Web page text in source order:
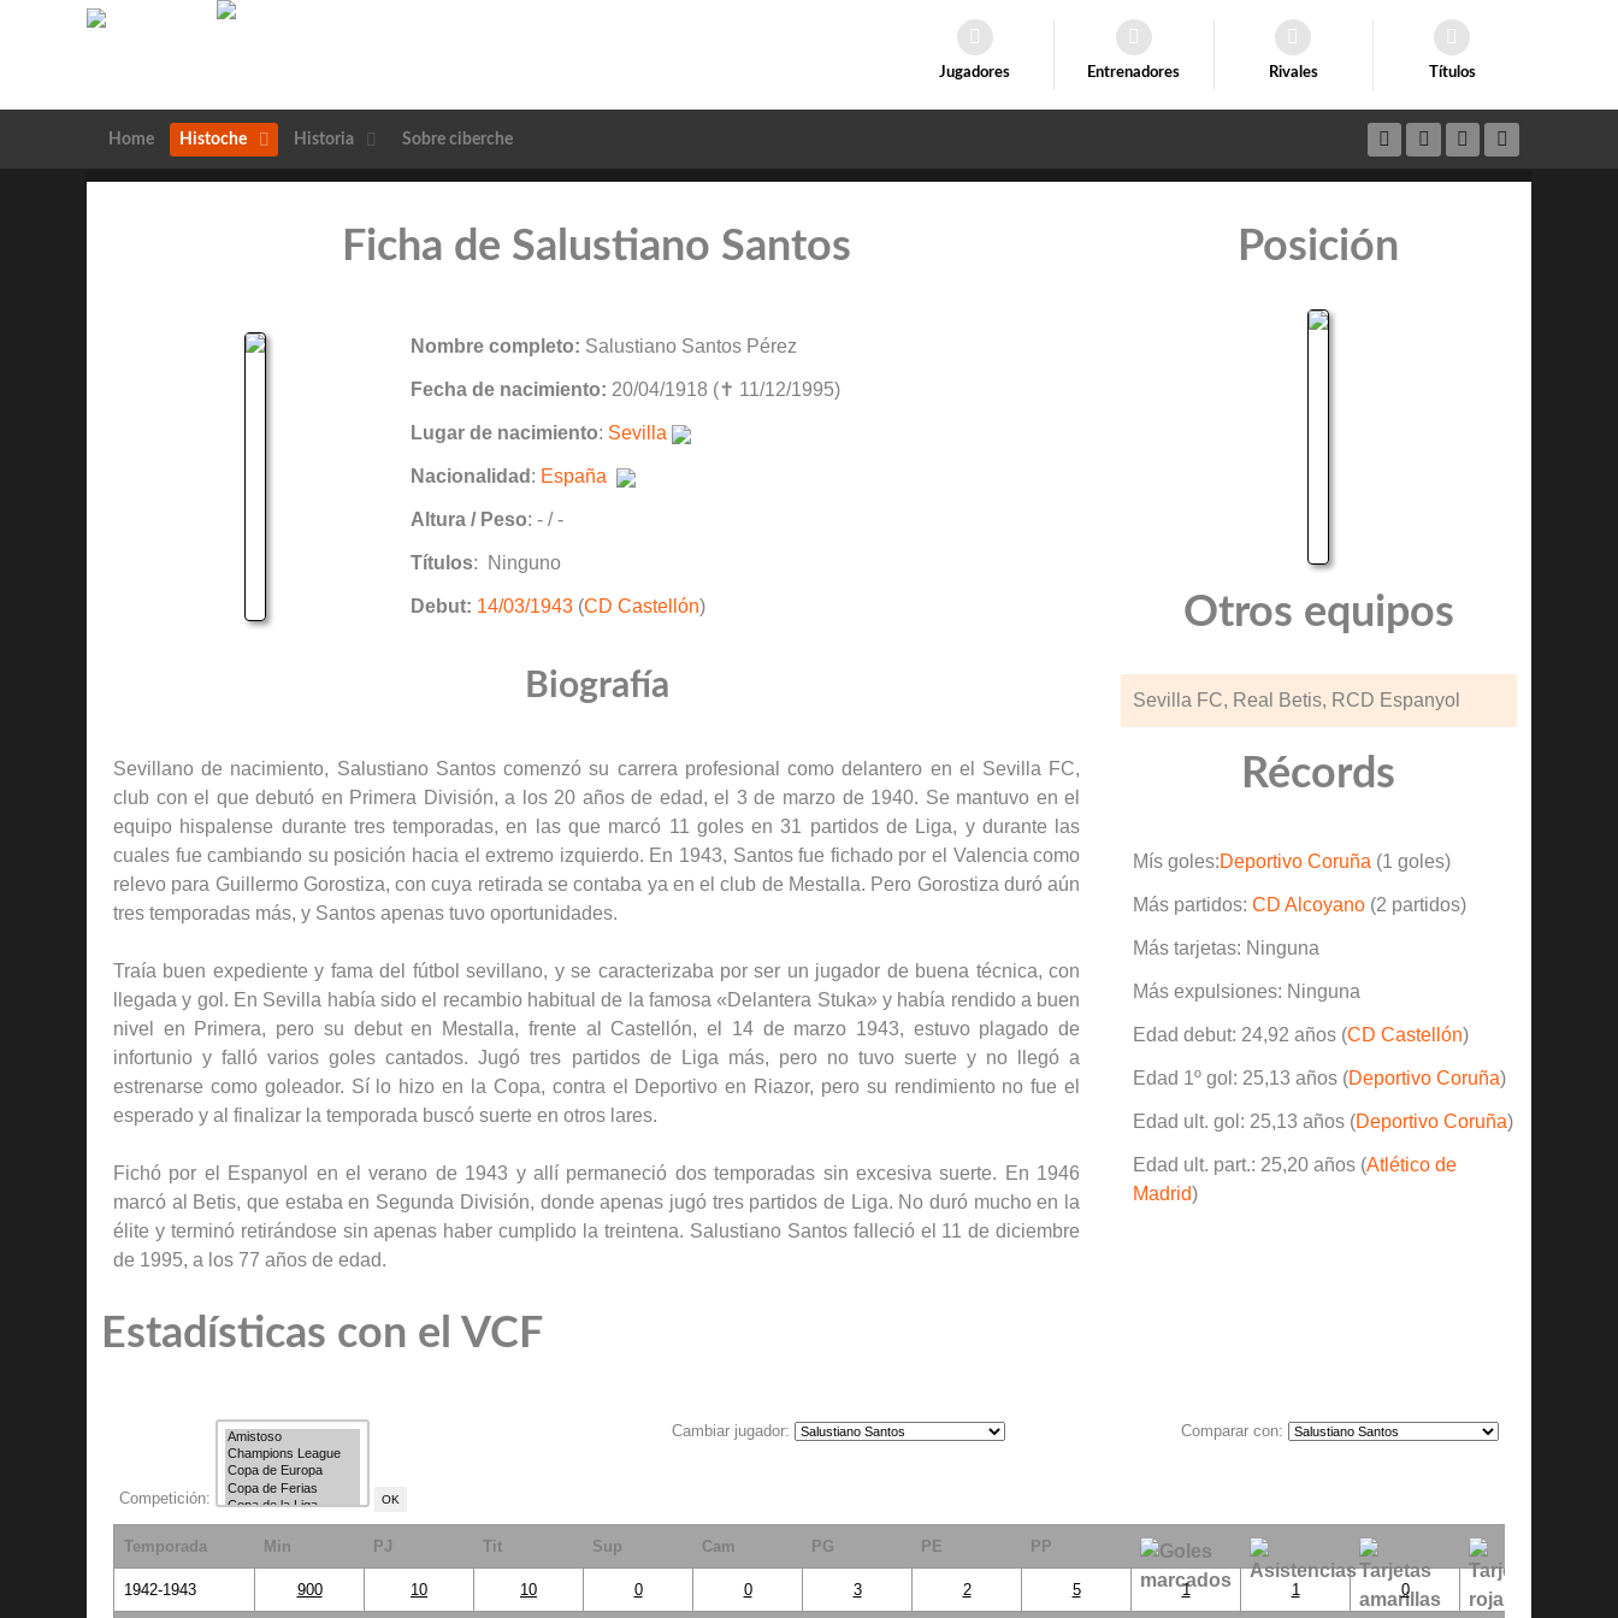
Jugadores Entrenadores Rivales Títulos
Home Histoche Historia Sobre ciberche
Ficha de Salustiano Santos
Nombre completo: Salustiano Santos Pérez
Fecha de nacimiento: 20/04/1918 (✝ 11/12/1995)
Lugar de nacimiento: Sevilla
Nacionalidad : España
Altura / Peso: - / -
Títulos: Ninguno
Debut: 14/03/1943(CD Castellón)
Biografía
Sevillano de nacimiento, Salustiano Santos comenzó su carrera profesional como delantero en el Sevilla FC,
club con el que debutó en Primera División, a los 20 años de edad, el 3 de marzo de 1940. Se mantuvo en el
equipo hispalense durante tres temporadas, en las que marcó 11 goles en 31 partidos de Liga, y durante las
cuales fue cambiando su posición hacia el extremo izquierdo. En 1943, Santos fue fichado por el Valencia como
relevo para Guillermo Gorostiza, con cuya retirada se contaba ya en el club de Mestalla. Pero Gorostiza duró aún
tres temporadas más, y Santos apenas tuvo oportunidades.
Traía buen expediente y fama del fútbol sevillano, y se caracterizaba por ser un jugador de buena técnica, con
llegada y gol. En Sevilla había sido el recambio habitual de la famosa «Delantera Stuka» y había rendido a buen
nivel en Primera, pero su debut en Mestalla, frente al Castellón, el 14 de marzo 1943, estuvo plagado de
infortunio y falló varios goles cantados. Jugó tres partidos de Liga más, pero no tuvo suerte y no llegó a
estrenarse como goleador. Sí lo hizo en la Copa, contra el Deportivo en Riazor, pero su rendimiento no fue el
esperado y al finalizar la temporada buscó suerte en otros lares.
Fichó por el Espanyol en el verano de 1943 y allí permaneció dos temporadas sin excesiva suerte. En 1946
marcó al Betis, que estaba en Segunda División, donde apenas jugó tres partidos de Liga. No duró mucho en la
élite y terminó retirándose sin apenas haber cumplido la treintena. Salustiano Santos falleció el 11 de diciembre
de 1995, a los 77 años de edad.
Posición
Otros equipos
Sevilla FC, Real Betis, RCD Espanyol
Récords
Mís goles:Deportivo Coruña (1 goles)
Más partidos: CD Alcoyano(2 partidos)
Más tarjetas: Ninguna
Más expulsiones: Ninguna
Edad debut: 24,92 años (CD Castellón)
Edad 1º gol: 25,13 años (Deportivo Coruña)
Edad ult. gol: 25,13 años (Deportivo Coruña)
Edad ult. part.: 25,20 años (Atlético de
Madrid)
Estadísticas con el VCF
Competición:
Cambiar jugador: Comparar con:
Temporada Min PJ Tit Sup Cam PG PE PP
1942-1943 900 10 10 0 0 3 2 5 1 1 0